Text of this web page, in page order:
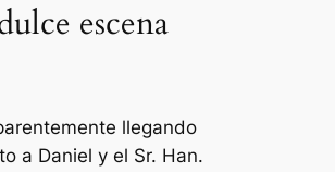
escena
llegando
a Daniel y el Sr. Han.